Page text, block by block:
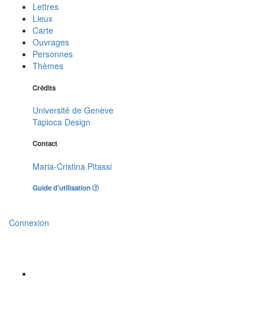
Lettres
Lieux
Carte
Ouvrages
Personnes
Thèmes
Crédits
Université de Genève
Tapioca Design
Contact
Maria-Cristina Pitassi
Guide d'utilisation
Connexion